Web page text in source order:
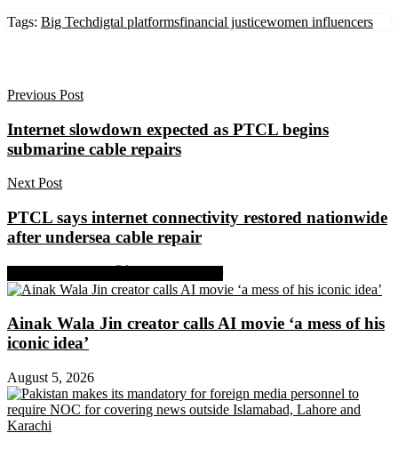
Tags: Big Techdigtal platformsfinancial justicewomen influencers
Previous Post
Internet slowdown expected as PTCL begins
submarine cable repairs
Next Post
PTCL says internet connectivity restored nationwide
after undersea cable repair
Ainak Wala Jin creator calls AI movie ‘a mess of his
iconic idea’
August 5, 2026